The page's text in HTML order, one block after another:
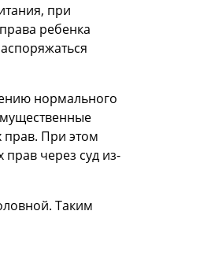
при
ребенка
нормального
прав. При этом
через суд из-
Таким